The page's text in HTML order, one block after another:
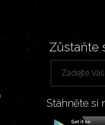
Zůstaňte
Stáhněte si